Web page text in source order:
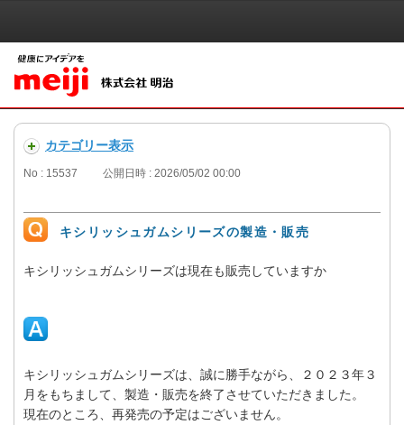
カテゴリー表示
No : 15537 公開日時 : 2026/05/02 00:00
キシリッシュガムシリーズの製造・販売
キシリッシュガムシリーズは現在も販売していますか
キシリッシュガムシリーズは、誠に勝手ながら、２０２３年３
月をもちまして、製造・販売を終了させていただきました。
現在のところ、再発売の予定はございません。